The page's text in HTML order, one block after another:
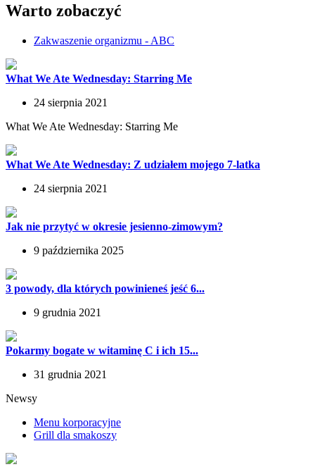
Warto zobaczyć
Zakwaszenie organizmu - ABC
What We Ate Wednesday: Starring Me
24 sierpnia 2021
What We Ate Wednesday: Starring Me
What We Ate Wednesday: Z udziałem mojego 7-latka
24 sierpnia 2021
Jak nie przytyć w okresie jesienno-zimowym?
9 października 2025
3 powody, dla których powinieneś jeść 6...
9 grudnia 2021
Pokarmy bogate w witaminę C i ich 15...
31 grudnia 2021
Newsy
Menu korporacyjne
Grill dla smakoszy